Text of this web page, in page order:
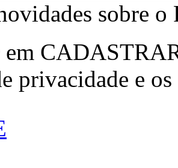
sobre
privacidade e os